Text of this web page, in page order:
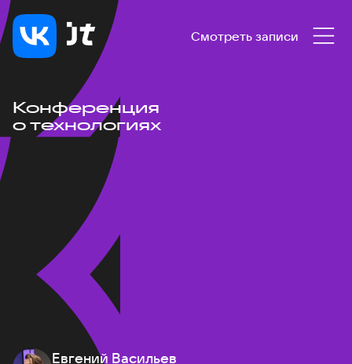
Смотреть записи
Конференция
о технологиях
Евгений Васильев